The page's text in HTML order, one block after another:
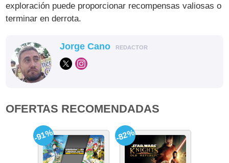
exploración puede proporcionar recompensas valiosas o
terminar en derrota.
Jorge Cano REDACTOR
OFERTAS RECOMENDADAS
-91% -82%